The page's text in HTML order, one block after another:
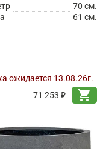
70 см.
61 см.
ожидается 13.08.26г.
71 253 ₽
shopping_cart